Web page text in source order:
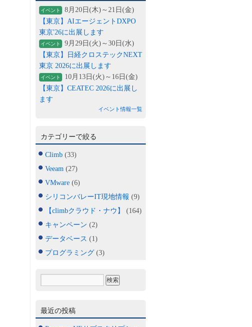
イベント
8月20日(木)～21日(金)
【東京】AIエージェントDXPO
東京'26に出展します
イベント
9月29日(火)～30日(水)
【東京】日経クロステックNEXT
東京 2026に出展します
イベント
10月13日(火)～16日(金)
【東京】CEATEC 2026に出展し
ます
イベント情報一覧
カテゴリーで絞る
Climb (33)
Veeam (27)
VMware (6)
シリコンバレーIT現地情報 (9)
【climbクラウド・ナウ】
(164)
キャンペーン (2)
データベース (1)
プログラミング (3)
最近の投稿